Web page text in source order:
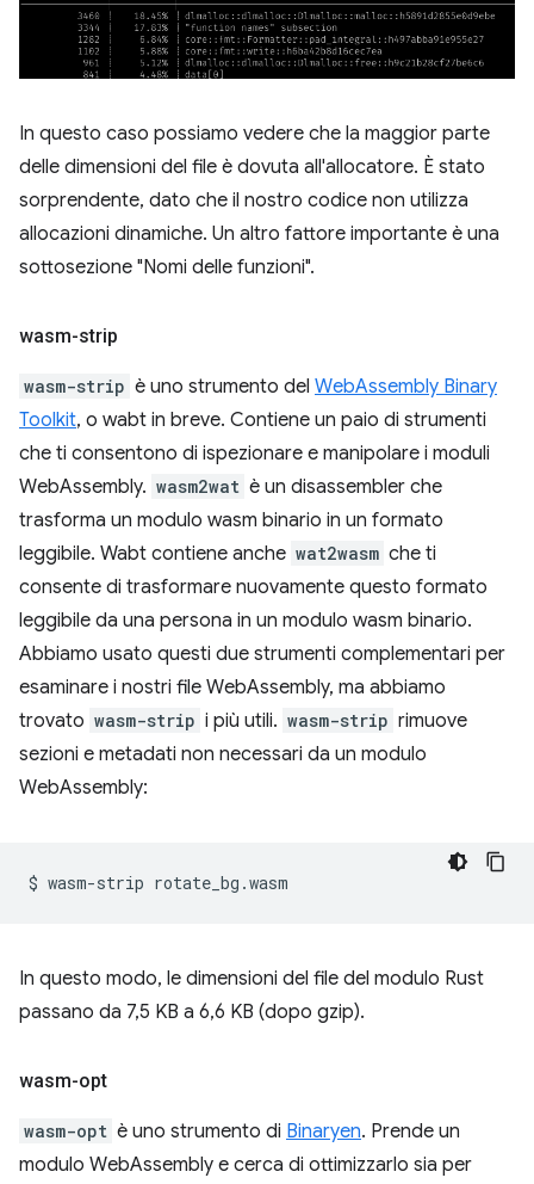
In questo caso possiamo vedere che la maggior parte
delle dimensioni del file è dovuta all'allocatore. È stato
sorprendente, dato che il nostro codice non utilizza
allocazioni dinamiche. Un altro fattore importante è una
sottosezione "Nomi delle funzioni".
wasm-strip
wasm-strip è uno strumento del WebAssembly Binary
Toolkit, o wabt in breve. Contiene un paio di strumenti
che ti consentono di ispezionare e manipolare i moduli
WebAssembly. wasm2wat è un disassembler che
trasforma un modulo wasm binario in un formato
leggibile. Wabt contiene anche wat2wasm che ti
consente di trasformare nuovamente questo formato
leggibile da una persona in un modulo wasm binario.
Abbiamo usato questi due strumenti complementari per
esaminare i nostri file WebAssembly, ma abbiamo
trovato wasm-strip i più utili. wasm-strip rimuove
sezioni e metadati non necessari da un modulo
WebAssembly:
$ wasm-strip
In questo modo, le dimensioni del file del modulo Rust
passano da 7,5 KB a 6,6 KB (dopo gzip).
wasm-opt
wasm-opt è uno strumento di Binaryen. Prende un
modulo WebAssembly e cerca di ottimizzarlo sia per